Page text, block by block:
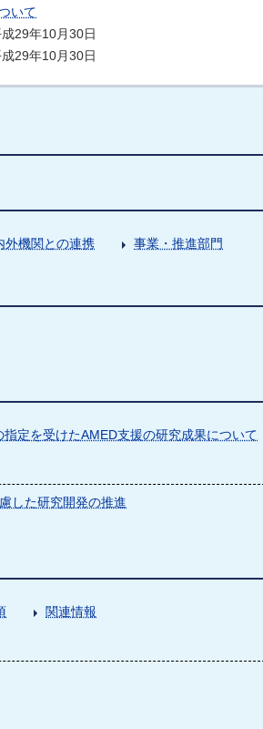
いて
29年10月30日
29年10月30日
外機関との連携 事業・推進部門
定を受けたAMED支援の研究成果について
した研究開発の推進
関連情報